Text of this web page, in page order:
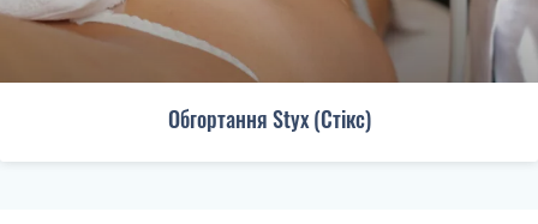
Обгортання Styx (Стікс)